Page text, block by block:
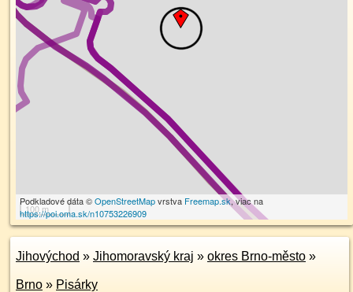
100 m
Podkladové dáta ©OpenStreetMapvrstva Freemap.sk, viac na
https://poi.oma.sk/n10753226909
Jihovýchod » Jihomoravský kraj » okres Brno-město »
Brno » Pisárky